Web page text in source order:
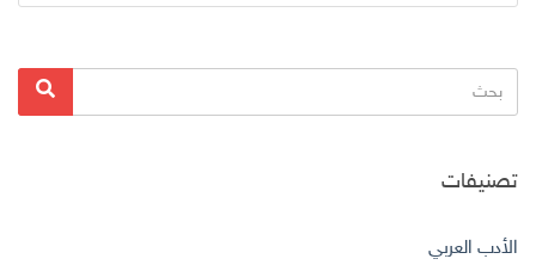
البحث
عن:
بحث
تصنيفات
الأدب العربي